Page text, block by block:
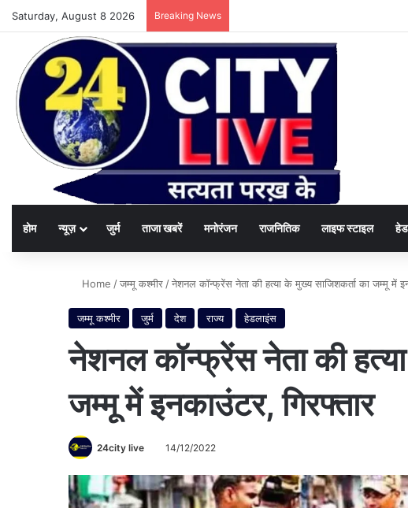
Saturday, August 8 2026 Breaking News
होम न्यूज़ जुर्म ताजा खबरें मनोरंजन राजनितिक लाइफ स्टाइल
Home /जम्मू कश्मीर/नेशनल कॉन्फ्रेंस नेता की हत्या के मुख्य साजिशकर्ता का जम्मू में
जम्मू कश्मीर जुर्म देश राज्य हेडलाइंस
नेशनल कॉन्फ्रेंस नेता की
जम्मू में इनकाउंटर, गिरफ्तार
24city live 14/12/2022